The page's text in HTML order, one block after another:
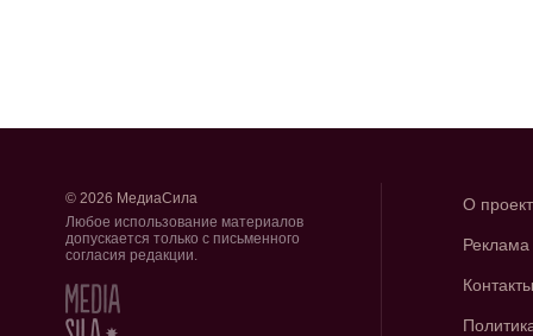
© 2026 МедиаСила
Любое использование материалов
допускается только с письменного
согласия редакции.
О
Реклама
Контакты